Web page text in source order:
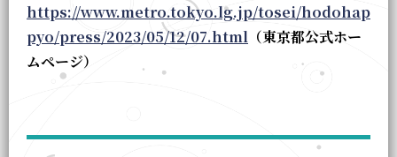
https://www.metro.tokyo.lg.jp/tosei/hodohap
pyo/press/2023/05/12/07.html （東京都公式ホー
ムページ）